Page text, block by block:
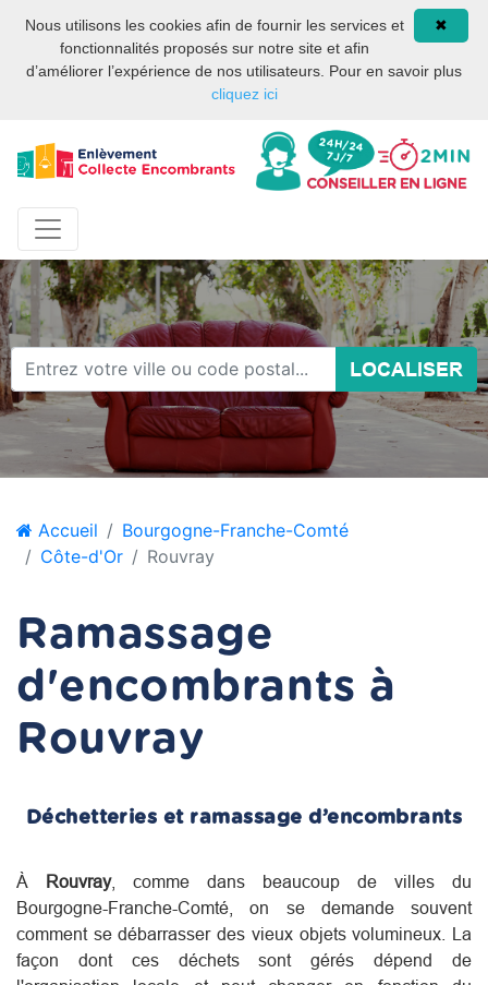
Site internet privé et
indépendant des services
publics ou des services de
la mairie de Paris.
08 93 02 00 17
LOCALISER
Accueil
Bourgogne-Franche-Comté
Côte-d'Or
Rouvray
Ramassage
d'encombrants à
Rouvray
Déchetteries et ramassage d’encombrants
À Rouvray, comme dans beaucoup de villes du
Bourgogne-Franche-Comté , on se demande souvent
comment se débarrasser des vieux objets volumineux. La
façon dont ces déchets sont gérés dépend de
✖
Nous utilisons les cookies afin de fournir les services et
fonctionnalités proposés sur notre site et afin
d’améliorer l’expérience de nos utilisateurs. Pour en savoir plus
cliquez ici